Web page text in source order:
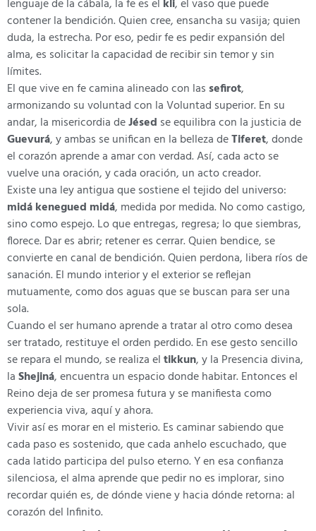
lenguaje de la cábala, la fe es el kli, el vaso que puede
contener la bendición. Quien cree, ensancha su vasija; quien
duda, la estrecha. Por eso, pedir fe es pedir expansión del
alma, es solicitar la capacidad de recibir sin temor y sin
límites.
El que vive en fe camina alineado con las sefirot,
armonizando su voluntad con la Voluntad superior. En su
andar, la misericordia deJésed se equilibra con la justicia de
Guevurá, y ambas se unifican en la belleza deTiferet, donde
el corazón aprende a amar con verdad. Así, cada acto se
vuelve una oración, y cada oración, un acto creador.
Existe una ley antigua que sostiene el tejido del universo:
midá kenegued midá, medida por medida. No como castigo,
sino como espejo. Lo que entregas, regresa; lo que siembras,
florece. Dar es abrir; retener es cerrar. Quien bendice, se
convierte en canal de bendición. Quien perdona, libera ríos de
sanación. El mundo interior y el exterior se reflejan
mutuamente, como dos aguas que se buscan para ser una
sola.
Cuando el ser humano aprende a tratar al otro como desea
ser tratado, restituye el orden perdido. En ese gesto sencillo
se repara el mundo, se realiza eltikkun, y la Presencia divina,
laShejiná, encuentra un espacio donde habitar. Entonces el
Reino deja de ser promesa futura y se manifiesta como
experiencia viva, aquí y ahora.
Vivir así es morar en el misterio. Es caminar sabiendo que
cada paso es sostenido, que cada anhelo escuchado, que
cada latido participa del pulso eterno. Y en esa confianza
silenciosa, el alma aprende que pedir no es implorar, sino
recordar quién es, de dónde viene y hacia dónde retorna: al
corazón del Infinito.